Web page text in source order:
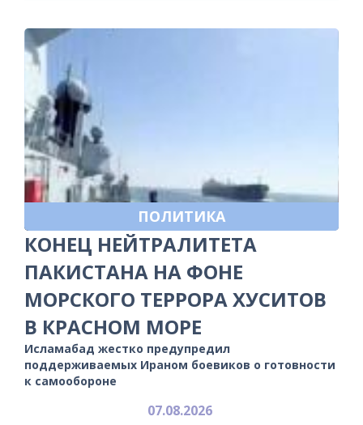
ПОЛИТИКА
КОНЕЦ НЕЙТРАЛИТЕТА
ПАКИСТАНА НА ФОНЕ
МОРСКОГО ТЕРРОРА ХУСИТОВ
В КРАСНОМ МОРЕ
Исламабад жестко предупредил
поддерживаемых Ираном боевиков о готовности
к самообороне
07.08.2026